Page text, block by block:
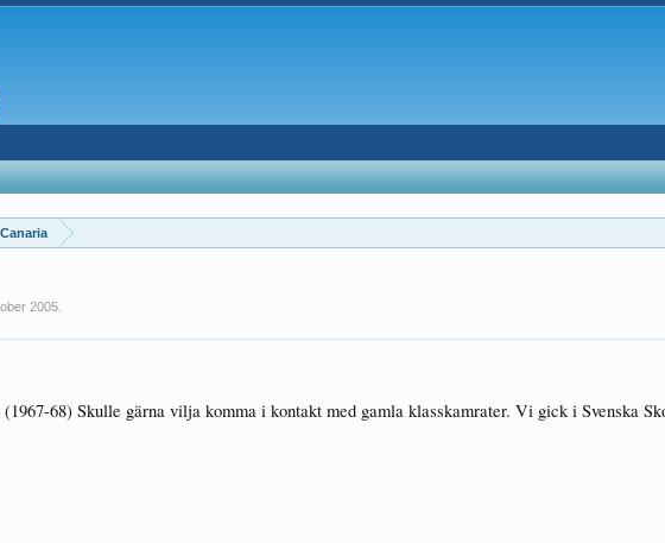
2005
68) Skulle gärna vilja komma i kontakt med gamla klasskamrater. Vi gick i Svenska